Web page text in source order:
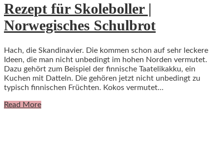
Rezept für Skoleboller |
Norwegisches Schulbrot
Hach, die Skandinavier. Die kommen schon auf sehr leckere
Ideen, die man nicht unbedingt im hohen Norden vermutet.
Dazu gehört zum Beispiel der finnische Taatelikakku, ein
Kuchen mit Datteln. Die gehören jetzt nicht unbedingt zu
typisch finnischen Früchten. Kokos vermutet…
Read More